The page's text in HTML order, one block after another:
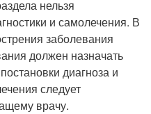
нельзя
и самолечения. В
заболевания
должен назначать
диагноза и
следует
врачу.